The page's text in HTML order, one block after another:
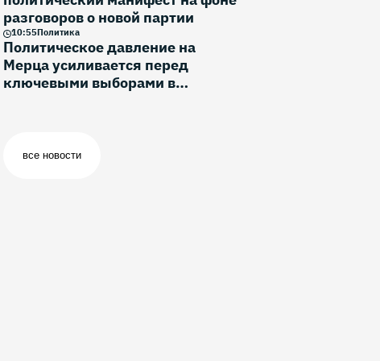
разговоров о новой партии
10:55Политика
Политическое давление на
Мерца усиливается перед
ключевыми выборами в
все новости